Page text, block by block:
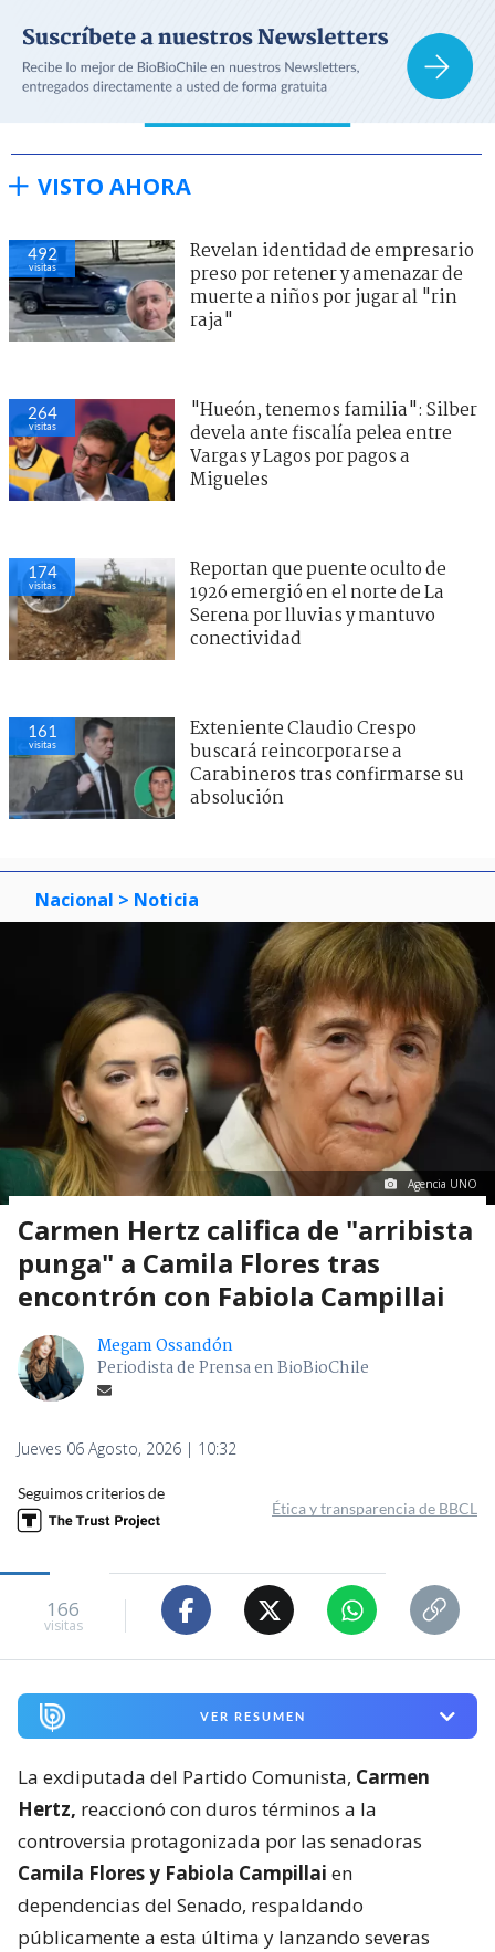
VISTO AHORA
492
visitas
Revelan identidad de empresario
preso por retener y amenazar de
muerte a niños por jugar al "rin
raja"
264
visitas
"Hueón, tenemos familia": Silber
devela ante fiscalía pelea entre
Vargas y Lagos por pagos a
Migueles
174
visitas
Reportan que puente oculto de
1926 emergió en el norte de La
Serena por lluvias y mantuvo
conectividad
161
visitas
Exteniente Claudio Crespo
buscará reincorporarse a
Carabineros tras confirmarse su
absolución
Nacional > Noticia
Agencia UNO
Carmen Hertz califica de "arribista
punga" a Camila Flores tras
encontrón con Fabiola Campillai
Megam Ossandón
Periodista de Prensa en BioBioChile
Jueves 06 Agosto, 2026 | 10:32
Seguimos criterios de
Ética y transparencia de BBCL
166
visitas
VER RESUMEN
La exdiputada del Partido Comunista, Carmen
Hertz, reaccionó con duros términos a la
controversia protagonizada por las senadoras
Camila Flores y Fabiola Campillai en
dependencias del Senado, respaldando
públicamente a esta última y lanzando severas